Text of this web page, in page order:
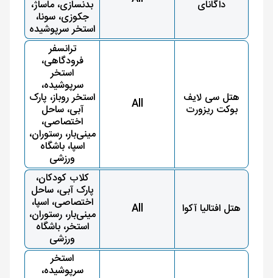
داگانای بدنسازی، ماساژ،
جکوزی، سونا،
استخر سرپوشیده
هتل سی لایف
بوکت ریزورت All
ترانسفر
فرودگاهی،
استخر
سرپوشیده،
استخر روباز، پارک
آبی، ساحل
اختصاصی،
مینی‌بار، رستوران،
اسپا، باشگاه
ورزشی
هتل افتالیا آکوا All
کلاب کودکان،
پارک آبی، ساحل
اختصاصی، اسپا،
مینی‌بار، رستوران،
استخر، باشگاه
ورزشی
استخر
سرپوشیده،